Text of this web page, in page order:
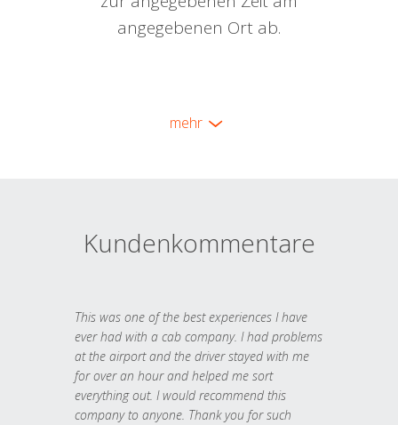
angegebenen Ort ab.
mehr
Kundenkommentare
This was one of the best experiences I have
ever had with a cab company. I had problems
at the airport and the driver stayed with me
for over an hour and helped me sort
everything out. I would recommend this
company to anyone. Thank you for such